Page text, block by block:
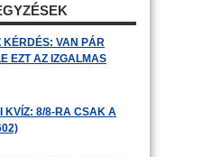
KÉRDÉS: VAN PÁR
EZT AZ IZGALMAS
KVÍZ: 8/8-RA CSAK A